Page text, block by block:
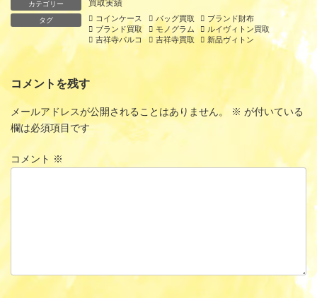
カテゴリー 買取実績
タグ コインケース バッグ買取
ブランド財布
ブランド買取
モノグラム
ルイヴィトン買取
吉祥寺パルコ
吉祥寺買取 新品ヴィトン
コメントを残す
メールアドレスが公開されることはありません。 ※ が付いている
欄は必須項目です
コメント ※